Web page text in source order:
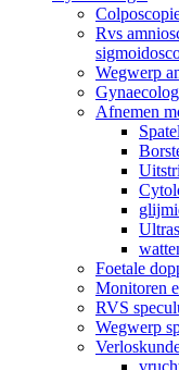
Rvs
Wegwerp
Afnemen
Foetale
Monitoren
RVS
Wegwerp